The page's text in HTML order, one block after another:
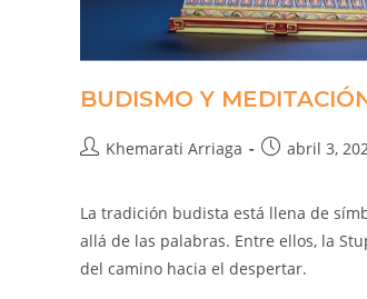
BUDISMO Y
Khemarati Arriaga abril 3,
La tradición budista está llena de
allá de las palabras. Entre ellos, la
del camino hacia el despertar.